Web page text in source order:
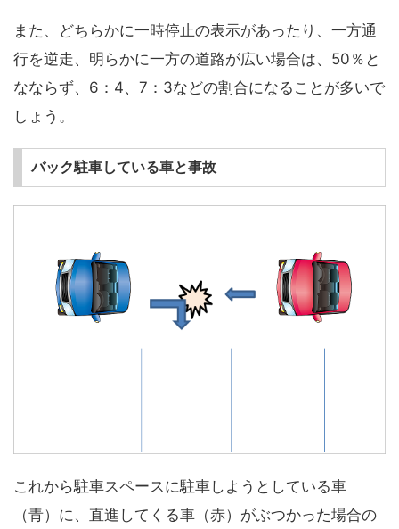
また、どちらかに一時停止の表示があったり、一方通
行を逆走、明らかに一方の道路が広い場合は、50％と
なならず、6：4、7：3などの割合になることが多いで
しょう。
バック駐車している車と事故
これから駐車スペースに駐車しようとしている車
（青）に、直進してくる車（赤）がぶつかった場合の